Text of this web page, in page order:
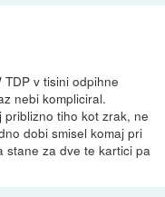
v tisini odpihne
nebi kompliciral.
tiho kot zrak, ne
dobi smisel komaj pri
stane za dve te kartici pa